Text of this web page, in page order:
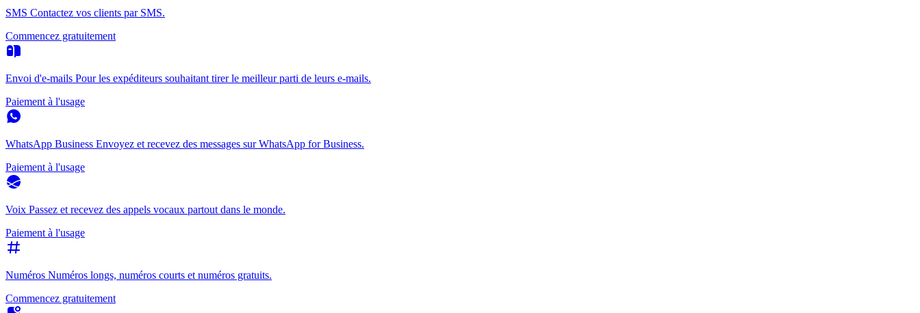
SMS Contactez vos clients par SMS.
Commencez gratuitement
Envoi d'e-mails Pour les expéditeurs souhaitant tirer le meilleur parti de leurs e-mails.
Paiement à l'usage
WhatsApp Business Envoyez et recevez des messages sur WhatsApp for Business.
Paiement à l'usage
Voix Passez et recevez des appels vocaux partout dans le monde.
Paiement à l'usage
Numéros Numéros longs, numéros courts et numéros gratuits.
Commencez gratuitement